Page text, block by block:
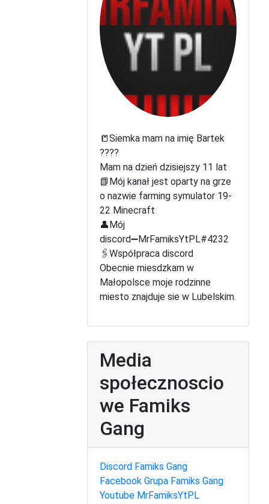
📒Siemka mam na imię Bartek
????
Mam na dzień dzisiejszy 11 lat
📗Mój kanał jest oparty na grze
o nazwie farming symulator 19-
22 Minecraft
👤Mój
discord➖MrFamiksYtPL#4232
🖇️Współpraca discord
Obecnie miesdzkam w
Małopolsce moje rodzinne
miesto znajduje sie w Lubelskim.
Media
społecznoscio
we Famiks
Gang
Discord Famiks Gang
Facebook Grupa Famiks Gang
Youtube MrFamiksYtPL